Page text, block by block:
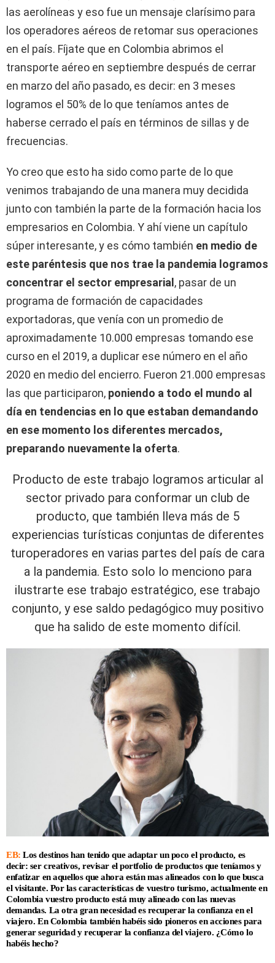
las aerolíneas y eso fue un mensaje clarísimo para
los operadores aéreos de retomar sus operaciones
en el país. Fíjate que en Colombia abrimos el
transporte aéreo en septiembre después de cerrar
en marzo del año pasado, es decir: en 3 meses
logramos el 50% de lo que teníamos antes de
haberse cerrado el país en términos de sillas y de
frecuencias.
Yo creo que esto ha sido como parte de lo que
venimos trabajando de una manera muy decidida
junto con también la parte de la formación hacia los
empresarios en Colombia. Y ahí viene un capítulo
súper interesante, y es cómo también en medio de
este paréntesis que nos trae la pandemia logramos
concentrar el sector empresarial , pasar de un
programa de formación de capacidades
exportadoras, que venía con un promedio de
aproximadamente 10.000 empresas tomando ese
curso en el 2019, a duplicar ese número en el año
2020 en medio del encierro. Fueron 21.000 empresas
las que participaron, poniendo a todo el mundo al
día en tendencias en lo que estaban demandando
en ese momento los diferentes mercados,
preparando nuevamente la oferta.
Producto de este trabajo logramos articular al
sector privado para conformar un club de
producto, que también lleva más de 5
experiencias turísticas conjuntas de diferentes
turoperadores en varias partes del país de cara
a la pandemia. Esto solo lo menciono para
ilustrarte ese trabajo estratégico, ese trabajo
conjunto, y ese saldo pedagógico muy positivo
que ha salido de este momento difícil.
EB: Los destinos han tenido que adaptar un poco el producto, es
decir: ser creativos, revisar el portfolio de productos que teníamos y
enfatizar en aquellos que ahora están mas alineados con lo que busca
el visitante. Por las características de vuestro turismo, actualmente en
Colombia vuestro producto está muy alineado con las nuevas
demandas. La otra gran necesidad es recuperar la confianza en el
viajero. En Colombia también habéis sido pioneros en acciones para
generar seguridad y recuperar la confianza del viajero. ¿Cómo lo
habéis hecho?